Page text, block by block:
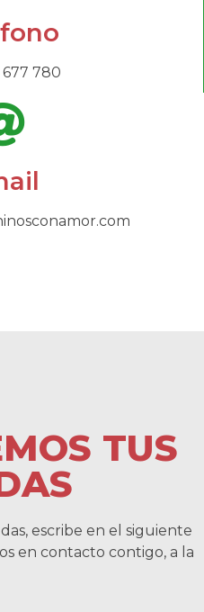
677 780
TUS
escribe en el siguiente
en contacto contigo, a la